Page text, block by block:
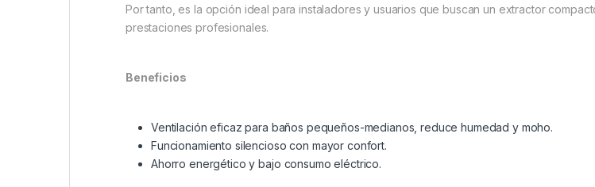
Por tanto, es la opción ideal para instaladores y usuarios que buscan un extractor
prestaciones profesionales.
Beneficios
Ventilación eficaz para baños pequeños-medianos, reduce humedad y moho.
Funcionamiento silencioso con mayor confort.
Ahorro energético y bajo consumo eléctrico.